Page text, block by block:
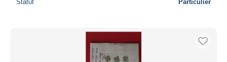
Statut Particulier